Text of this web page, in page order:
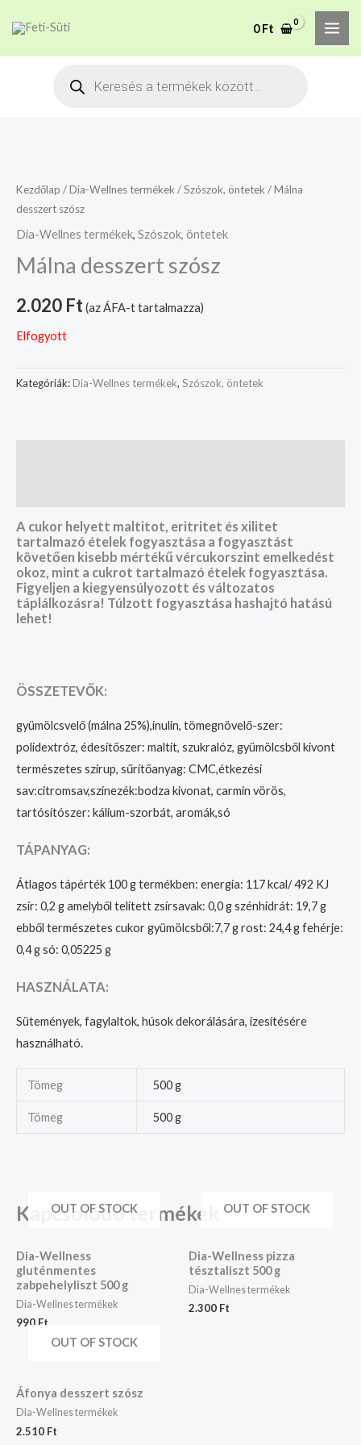
content
0Ft
Products
Kezdőlap /Dia-Wellnes termékek /Szószok, öntetek / Málna
desszert szósz
Dia-Wellnes termékek, Szószok, öntetek
Málna desszert szósz
2.020 Ft(az ÁFA-t tartalmazza)
Elfogyott
Kategóriák: Dia-Wellnes termékek, Szószok, öntetek
A cukor helyett maltitot, eritritet és xilitet
tartalmazó ételek fogyasztása a fogyasztást
követően kisebb mértékű vércukorszint emelkedést
okoz, mint a cukrot tartalmazó ételek fogyasztása.
Figyeljen a kiegyensúlyozott és változatos
táplálkozásra! Túlzott fogyasztása hashajtó hatású
lehet!
ÖSSZETEVŐK:
gyümölcsvelő (málna 25%),inulin, tömegnövelő-szer:
polidextróz, édesítőszer: maltit, szukralóz, gyümölcsből kivont
természetes szirup, sűrítőanyag: CMC,étkezési
sav:citromsav,színezék:bodza kivonat, carmin vörös,
tartósítószer: kálium-szorbát, aromák,só
TÁPANYAG:
Átlagos tápérték 100 g termékben: energia: 117 kcal/ 492 KJ
zsír: 0,2 g amelyből telített zsírsavak: 0,0 g szénhidrát: 19,7 g
ebből természetes cukor gyümölcsből:7,7 g rost: 24,4 g fehérje:
0,4 g só: 0,05225 g
HASZNÁLATA:
Sütemények, fagylaltok, húsok dekorálására, ízesítésére
használható.
Tömeg 500 g
Tömeg 500 g
Kapcsolódó termékek
OUT OF STOCK
Dia-Wellness
gluténmentes
zabpehelyliszt 500 g
Dia-Wellnes termékek
990 Ft
OUT OF STOCK
Dia-Wellness pizza
tésztaliszt 500 g
Dia-Wellnes termékek
2.300 Ft
OUT OF STOCK
Áfonya desszert szósz
Dia-Wellnes termékek
2.510 Ft
A mélyhűtött termékeket
csakis saját felelősségre
Megértettem